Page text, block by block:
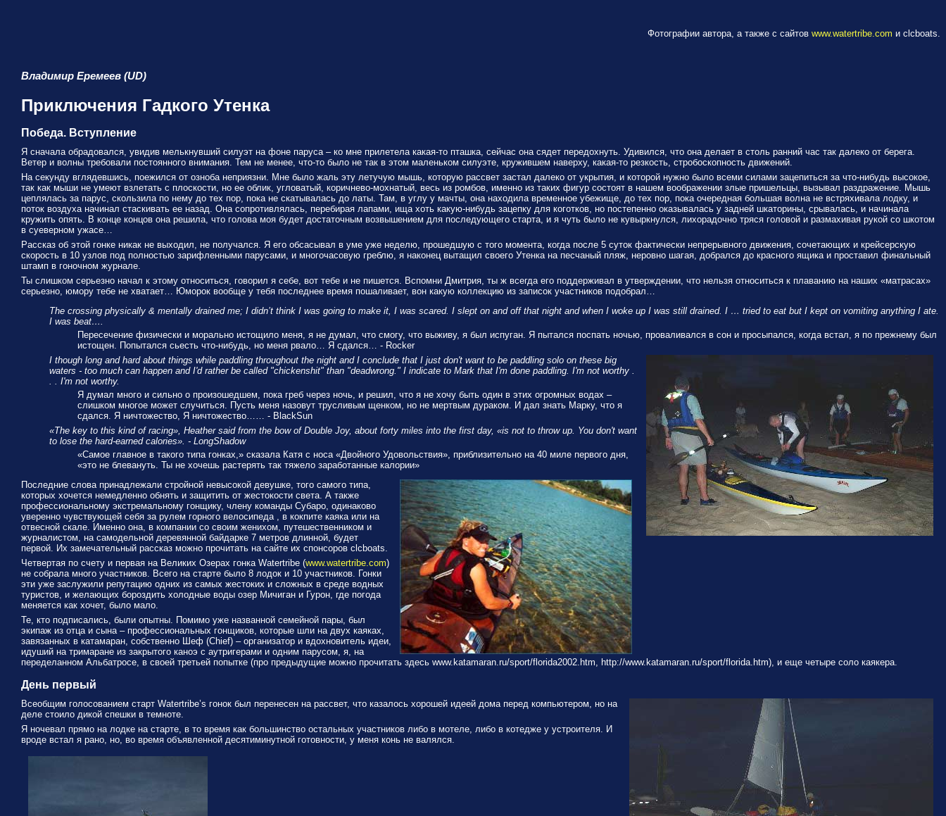
Фотографии автора, а также с сайтов www.watertribe.com и clcboats.
Владимир Еремеев (UD)
Приключения Гадкого Утенка
Победа. Вступление
Я сначала обрадовался, увидив мелькнувший силуэт на фоне паруса – ко мне прилетела какая-то пташка, сейчас она сядет передохнуть. Удивился, что она делает в столь ранний час так далеко от берега.
Ветер и волны требовали постоянного внимания. Тем не менее, что-то было не так в этом маленьком силуэте, кружившем наверху, какая-то резкость, стробоскопность движений.
На секунду вглядевшись, поежился от озноба неприязни. Mне было жаль эту летучую мышь, которую рассвет застал далеко от укрытия, и которой нужно было всеми силами зацепиться за что-нибудь высокое,
так как мыши не умеют взлетать с плоскости, но ее облик, угловатый, коричнево-мохнатый, весь из ромбов, именно из таких фигур состоят в нашем воображении злые пришельцы, вызывал раздражение. Мышь
цеплялась за парус, скользила по нему до тех пор, пока не скатывалась до латы. Там, в углу у мачты, она находила временное убежище, до тех пор, пока очередная большая волна не встряхивала лодку, и
поток воздуха начинал стаскивать ее назад. Она сопротивлялась, перебирая лапами, ища хоть какую-нибудь зацепку для коготков, но постепенно оказывалась у задней шкаторины, срывалась, и начинала
кружить опять. В конце концов она решила, что голова моя будет достаточным возвышением для последующего старта, и я чуть было не кувыркнулся, лихорадочно тряся головой и размахивая рукой со шкотом
в суеверном ужасе…
Рассказ об этой гонке никак не выходил, не получался. Я его обсасывал в уме уже неделю, прошедшую с того момента, когда после 5 суток фактически непрерывного движения, сочетающих и крейсерскую
скорость в 10 узлов под полностью зарифленными парусами, и многочасовую греблю, я наконец вытащил своего Утенка на песчаный пляж, неровно шагая, добрался до красного ящика и проставил финальный
штамп в гоночном журнале.
Ты слишком серьезно начал к этому относиться, говорил я себе, вот тебе и не пишется. Вспомни Дмитрия, ты ж всегда его поддерживал в утверждении, что нельзя относиться к плаванию на наших «матрасах»
серьезно, юмору тебе не хватает… Юморок вообще у тебя последнее время пошаливает, вон какую коллекцию из записок участников подобрал…
The crossing physically & mentally drained me; I didn’t think I was going to make it, I was scared. I slept on and off that night and when I woke up I was still drained. I … tried to eat but I kept on vomiting anything I ate.
I was beat….
Пересечение физически и морально истощило меня, я не думал, что смогу, что выживу, я был испуган. Я пытался поспать ночью, проваливался в сон и просыпался, когда встал, я по прежнему был
истощен. Попытался сьесть что-нибудь, но меня рвало… Я сдался… - Rocker
I though long and hard about things while paddling throughout the night and I conclude that I just don't want to be paddling solo on these big
waters - too much can happen and I'd rather be called "chickenshit" than "deadwrong." I indicate to Mark that I'm done paddling. I'm not worthy .
. . I'm not worthy.
Я думал много и сильно о произошедшем, пока греб через ночь, и решил, что я не хочу быть один в этих огромных водах –
слишком многое может случиться. Пусть меня назовут трусливым щенком, но не мертвым дураком. И дал знать Марку, что я
сдался. Я ничтожество, Я ничтожество…… - BlackSun
«The key to this kind of racing», Heather said from the bow of Double Joy, about forty miles into the first day, «is not to throw up. You don't want
to lose the hard-earned calories». - LongShadow
«Самое главное в такого типа гонках,» сказала Катя с носа «Двойного Удовольствия», приблизительно на 40 миле первого дня,
«это не блевануть. Ты не хочешь растерять так тяжело заработанные калории»
Последние слова принадлежали стройной невысокой девушке, того самого типа,
которых хочется немедленно обнять и защитить от жестокости света. А также
профессиональному экстремальному гонщику, члену команды Субаро, одинаково
уверенно чувствующей себя за рулем горного велосипеда , в кокпите каяка или на
отвесной скале. Именно она, в компании со своим женихом, путешественником и
журналистом, на самодельной деревянной байдарке 7 метров длинной, будет
первой. Их замечательный рассказ можно прочитать на сайте их спонсоров clcboats.
Четвертая по счету и первая на Великих Озерах гонка Watertribe (www.watertribe.com)
не собрала много участников. Всего на старте было 8 лодок и 10 участников. Гонки
эти уже заслужили репутацию одних из самых жестоких и сложных в среде водных
туристов, и желающих бороздить холодные воды озер Мичиган и Гурон, где погода
меняется как хочет, было мало.
Те, кто подписались, были опытны. Помимо уже названной семейной пары, был
экипаж из отца и сына – профессиональных гонщиков, которые шли на двух каяках,
завязанных в катамаран, собственно Шеф (Chief) – организатор и вдохновитель идеи,
идуший на тримаране из закрытого каноэ с аутригерами и одним парусом, я, на
переделанном Альбатросе, в своей третьей попытке (про предыдущие можно прочитать здесь www.katamaran.ru/sport/florida2002.htm, http://www.katamaran.ru/sport/florida.htm), и еще четыре соло каякера.
День первый
Всеобщим голосованием старт Watertribe’s гонок был перенесен на рассвет, что казалось хорошей идеей дома перед компьютером, но на
деле стоило дикой спешки в темноте.
Я ночевал прямо на лодке на старте, в то время как большинство остальных участников либо в мотеле, либо в котедже у устроителя. И
вроде встал я рано, но, во время объявленной десятиминутной готовности, у меня конь не валялся.